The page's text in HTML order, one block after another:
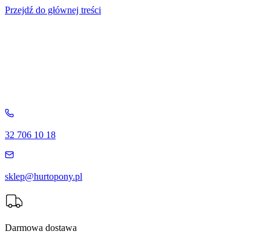
Przejdź do głównej treści
32 706 10 18
sklep@hurtopony.pl
Darmowa dostawa